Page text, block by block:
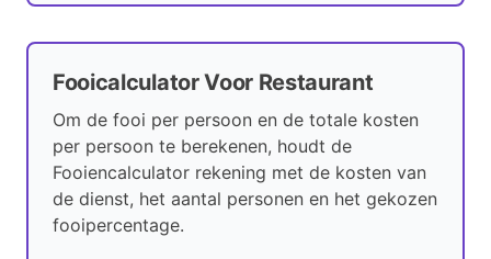
Fooicalculator Voor Restaurant
Om de fooi per persoon en de totale kosten
per persoon te berekenen, houdt de
Fooiencalculator rekening met de kosten van
de dienst, het aantal personen en het gekozen
fooipercentage.